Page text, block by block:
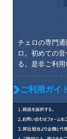
チェロの専門
ロ。初めての
る。是非ご利用
ご利用ガイ